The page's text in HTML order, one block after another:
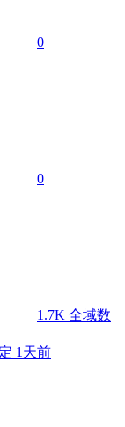
0
0
1.7K 全域数
1天前